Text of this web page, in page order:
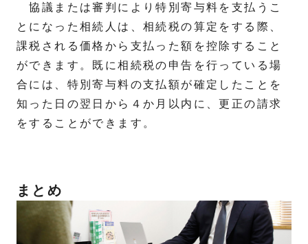
協議または審判により特別寄与料を支払うこ
とになった相続人は、相続税の算定をする際、
課税される価格から支払った額を控除すること
ができます。既に相続税の申告を行っている場
合には、特別寄与料の支払額が確定したことを
知った日の翌日から４か月以内に、更正の請求
をすることができます。
まとめ